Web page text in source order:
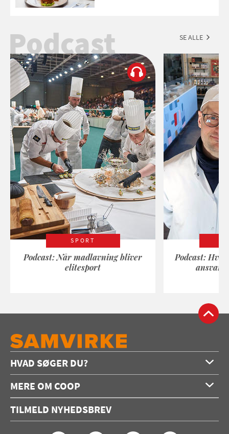
Podcast SE ALLE
SPORT
Podcast: Når madlavning bliver
elitesport
Podcast:
HVAD SØGER DU?
Forside
Opskrifter
Konkurrencer
MERE OM COOP
Annoncering
TILMELD NYHEDSBREV